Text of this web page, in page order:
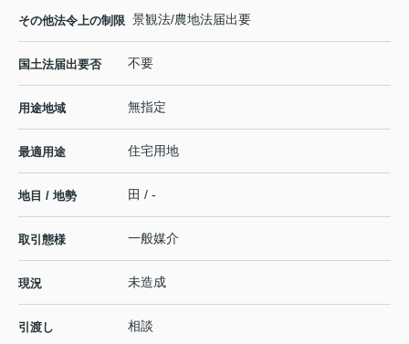
その他法令上の制限 景観法/農地法届出要
国土法届出要否 不要
用途地域 無指定
最適用途 住宅用地
地目 / 地勢 田 / -
取引態様 一般媒介
現況 未造成
引渡し 相談